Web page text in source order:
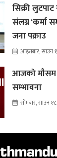
सिक्री
संलग्न ‘कर्मा
जना पक्राउ
आइतबार, साउन
आजको मौसम :
सम्भावना
सोमबार, साउन